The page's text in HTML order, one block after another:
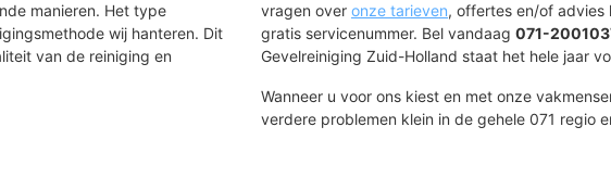
manieren. Het type
wij hanteren. Dit
van de reiniging en
vragen over onze tarieven, offertes en/of advies
gratis servicenummer. Bel vandaag 071-
Gevelreiniging Zuid-Holland staat het hele jaar
Wanneer u voor ons kiest en met onze
verdere problemen klein in de gehele 071 regio